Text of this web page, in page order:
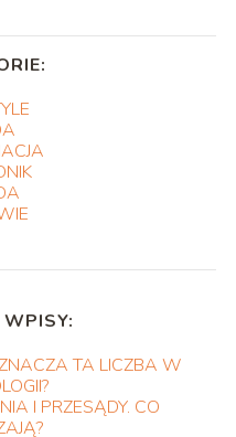
TA LICZBA W
I PRZESĄDY. CO